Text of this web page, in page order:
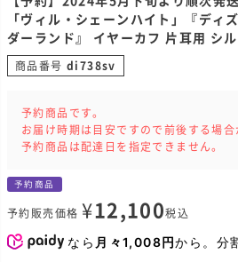
「ヴィル・シェーンハイト」『ディ
ダーランド』 イヤーカフ 片耳用 シ
商品番号 di738sv
予約商品です。
お届け時期は目安ですので前後する場合
予約商品は配達日を指定できません。
予約商品
予約販売価格 ¥12,100税込
なら 月々1,008円から。分